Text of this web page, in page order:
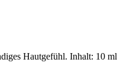
Hautgefühl. Inhalt: 10 ml